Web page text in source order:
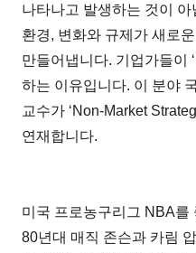
나타나고 발생하는 것이
환경, 변화와 규제가 새로
만들어냅니다. 기업가들이
하는 이유입니다. 이 분야
교수가 ‘Non-Market
연재합니다.
미국 프로농구리그 NBA를
80년대 매직 존슨과 카림